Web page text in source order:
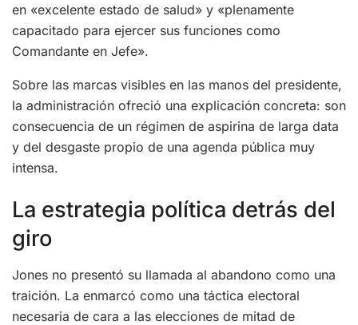
en «excelente estado de salud» y «plenamente
capacitado para ejercer sus funciones como
Comandante en Jefe».
Sobre las marcas visibles en las manos del presidente,
la administración ofreció una explicación concreta: son
consecuencia de un régimen de aspirina de larga data
y del desgaste propio de una agenda pública muy
intensa.
La estrategia política detrás del
giro
Jones no presentó su llamada al abandono como una
traición. La enmarcó como una táctica electoral
necesaria de cara a las elecciones de mitad de